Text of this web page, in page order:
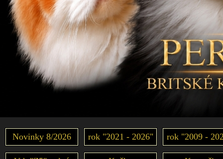
Novinky 8/2026 rok "2021 - 2026" rok "2009 -